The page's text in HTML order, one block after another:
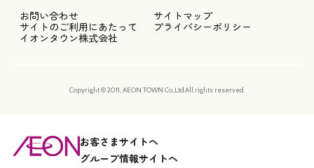
お問い合わせ
サイトマップ
サイトのご利用にあたって
プライバシーポリシー
イオンタウン株式会社
Copyright © 2011, AEON TOWN Co.,Ltd.All rights reserved.
お客さまサイトへ
グループ情報サイトへ